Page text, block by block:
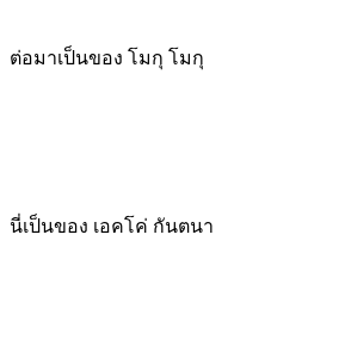
ต่อมาเป็นของ โมกุ โมกุ
นี่เป็นของ เอคโค่ กันตนา